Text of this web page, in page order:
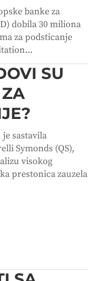
banke za
dobila 30 miliona
za podsticanje
SU
sastavila
Symonds (QS),
visokog
prestonica zauzela